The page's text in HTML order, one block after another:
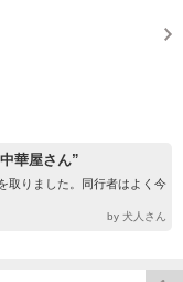
華屋さん”
取りました。同行者はよく今
by 犬人さん